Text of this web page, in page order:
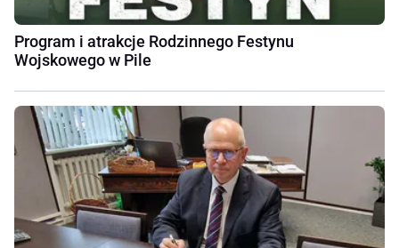
Program i atrakcje Rodzinnego Festynu
Wojskowego w Pile